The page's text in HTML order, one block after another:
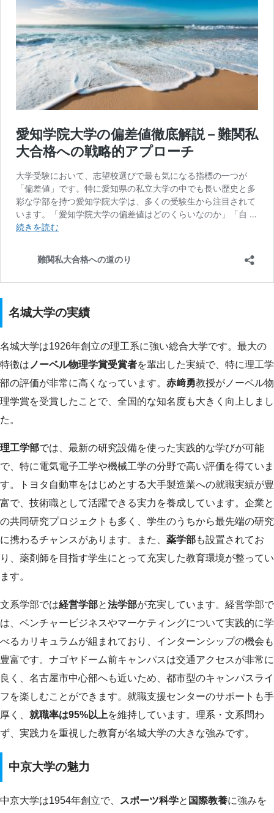
名城大学の実績
名城大学は1926年創立の理工系に強い総合大学です。最大の
特徴は ノーベル物理学賞受賞者を輩出した実績で、特に理工学
部の評価が非常に高くなっています。 赤﨑勇教授がノーベル物
理学賞を受賞したことで、全国的な知名度も大きく向上しまし
た。
理工学部では、最新の研究設備を使った実践的な学びが可能
で、特に電気電子工学や機械工学の分野で高い評価を得ていま
す。トヨタ自動車をはじめとする大手製造業への就職実績が豊
富で、技術職として活躍できる実力を養成しています。企業と
の共同研究プロジェクトも多く、学生のうちから最先端の研究
に携わるチャンスがあります。また、 薬学部も設置されてお
り、薬剤師を目指す学生にとって充実した教育環境が整ってい
ます。
文系学部では経営学部と法学部が充実しています。経営学部で
は、ベンチャービジネスやマーケティングについて実践的に学
べるカリキュラムが組まれており、インターンシップの機会も
豊富です。ナゴヤドーム前キャンパスは交通アクセスが非常に
良く、名古屋市中心部へも近いため、都市型のキャンパスライ
フを楽しむことができます。就職支援センターのサポートも手
厚く、 就職率は95%以上を維持しています。理系・文系問わ
ず、実践力を重視した教育が名城大学の大きな強みです。
中京大学の魅力
中京大学は1954年創立で、 スポーツ科学と 国際教養に強みを